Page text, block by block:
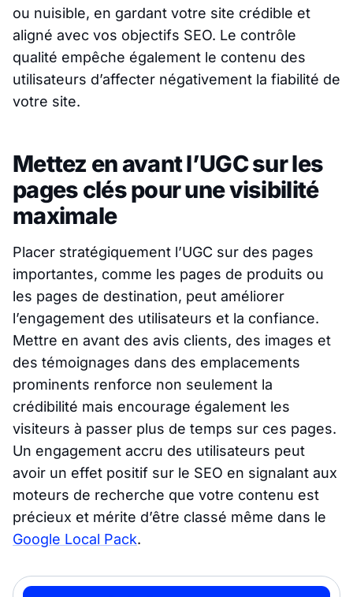
ou nuisible, en gardant votre site crédible et
aligné avec vos objectifs SEO. Le contrôle
qualité empêche également le contenu des
utilisateurs d’affecter négativement la fiabilité de
votre site.
Mettez en avant l’UGC sur les
pages clés pour une visibilité
maximale
Placer stratégiquement l’UGC sur des pages
importantes, comme les pages de produits ou
les pages de destination, peut améliorer
l’engagement des utilisateurs et la confiance.
Mettre en avant des avis clients, des images et
des témoignages dans des emplacements
prominents renforce non seulement la
crédibilité mais encourage également les
visiteurs à passer plus de temps sur ces pages.
Un engagement accru des utilisateurs peut
avoir un effet positif sur le SEO en signalant aux
moteurs de recherche que votre contenu est
précieux et mérite d’être classé même dans le
Google Local Pack.